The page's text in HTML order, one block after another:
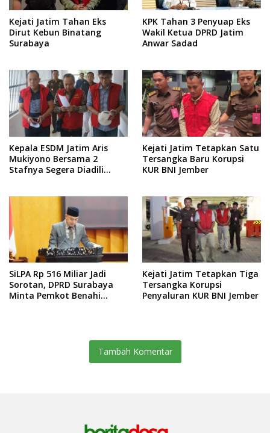
Kejati Jatim Tahan Eks
Dirut Kebun Binatang
Surabaya
KPK Tahan 3 Penyuap Eks
Wakil Ketua DPRD Jatim
Anwar Sadad
Kepala ESDM Jatim Aris
Mukiyono Bersama 2
Stafnya Segera Diadili
Kejati Jatim Tetapkan Satu
Tersangka Baru Korupsi
KUR BNI Jember
SiLPA Rp 516 Miliar Jadi
Sorotan, DPRD Surabaya
Minta Pemkot Benahi
Kejati Jatim Tetapkan Tiga
Tersangka Korupsi
Penyaluran KUR BNI Jember
Tambah Komentar